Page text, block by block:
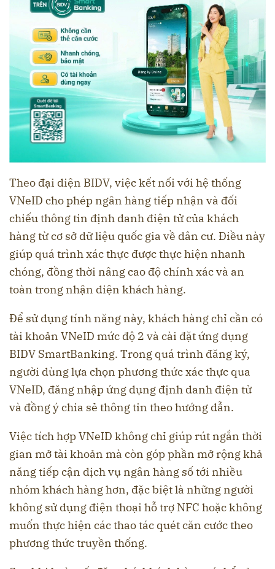
Theo đại diện BIDV, việc kết nối với hệ thống
VNeID cho phép ngân hàng tiếp nhận và đối
chiếu thông tin định danh điện tử của khách
hàng từ cơ sở dữ liệu quốc gia về dân cư. Điều này
giúp quá trình xác thực được thực hiện nhanh
chóng, đồng thời nâng cao độ chính xác và an
toàn trong nhận diện khách hàng.
Để sử dụng tính năng này, khách hàng chỉ cần có
tài khoản VNeID mức độ 2 và cài đặt ứng dụng
BIDV SmartBanking. Trong quá trình đăng ký,
người dùng lựa chọn phương thức xác thực qua
VNeID, đăng nhập ứng dụng định danh điện tử
và đồng ý chia sẻ thông tin theo hướng dẫn.
Việc tích hợp VNeID không chỉ giúp rút ngắn thời
gian mở tài khoản mà còn góp phần mở rộng khả
năng tiếp cận dịch vụ ngân hàng số tới nhiều
nhóm khách hàng hơn, đặc biệt là những người
không sử dụng điện thoại hỗ trợ NFC hoặc không
muốn thực hiện các thao tác quét căn cước theo
phương thức truyền thống.